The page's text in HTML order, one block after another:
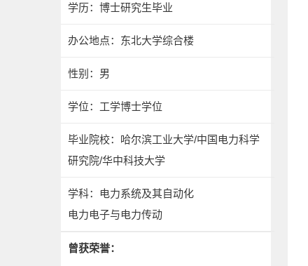
学历：博士研究生毕业
办公地点：东北大学综合楼
性别：男
学位：工学博士学位
毕业院校：哈尔滨工业大学/中国电力科学
研究院/华中科技大学
学科：电力系统及其自动化
电力电子与电力传动
曾获荣誉：